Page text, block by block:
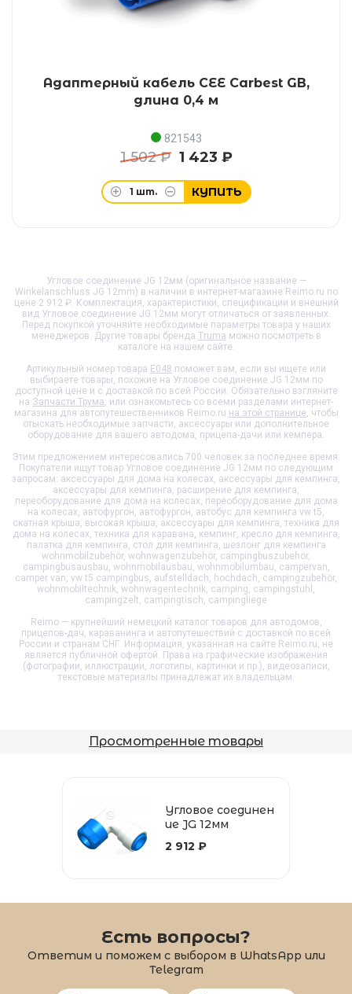
Адаптерный кабель CEE Carbest GB,
длина 0,4 м
821543
1 502 ₽ 1 423 ₽
1 шт. КУПИТЬ
Угловое соединение JG 12мм (оригинальное название —
Winkelanschluss JG 12mm) в наличии в интернет-магазине Reimo.ru по
цене 2 912 ₽. Комплектация, характеристики, спецификации и внешний
вид Угловое соединение JG 12мм могут отличаться от заявленных.
Перед покупкой уточняйте необходимые параметры товара у наших
менеджеров. Другие товары бренда Truma можно посмотреть в
каталоге на нашем сайте.
Артикульный номер товара E048 поможет вам, если вы ищете или
выбираете товары, похожие на Угловое соединение JG 12мм по
доступной цене и с доставкой по всей России. Обязательно взгляните
на Запчасти Трума , или ознакомьтесь со всеми разделами интернет-
магазина для автопутешественников Reimo.ru на этой странице , чтобы
отыскать необходимые запчасти, аксессуары или дополнительное
оборудование для вашего автодома, прицепа-дачи или кемпера.
Этим предложением интересовались 700 человек за последнее время.
Покупатели ищут товар Угловое соединение JG 12мм по следующим
запросам: аксессуары для дома на колесах, аксессуары для кемпинга,
аксессуары для кемпинга, расширение для кемпинга,
переоборудование для дома на колесах, переоборудование для дома
на колесах, автофургон, автофургон, автобус для кемпинга vw t5,
скатная крыша, высокая крыша, аксессуары для кемпинга, техника для
дома на колесах, техника для каравана, кемпинг, кресло для кемпинга,
палатка для кемпинга, стол для кемпинга, шезлонг для кемпинга
wohnmobilzubehör, wohnwagenzubehör, campingbuszubehör,
campingbusausbau, wohnmobilausbau, wohnmobilumbau, campervan,
camper van, vw t5 campingbus, aufstelldach, hochdach, campingzubehör,
wohnmobiltechnik, wohnwagentechnik, camping, campingstuhl,
campingzelt, campingtisch, campingliege
Reimo — крупнейший немецкий каталог товаров для автодомов,
прицепов-дач, караванинга и автопутешествий с доставкой по всей
России и странам СНГ. Информация, указанная на сайте Reimo.ru, не
является публичной офертой. Права на графические изображения
(фотографии, иллюстрации, логотипы, картинки и пр.), видеозаписи,
текстовые материалы принадлежат их владельцам.
Просмотренные товары
Угловое соединен
ие JG 12мм
2 912 ₽
Есть вопросы?
Ответим и поможем с выбором в WhatsApp или
Telegram